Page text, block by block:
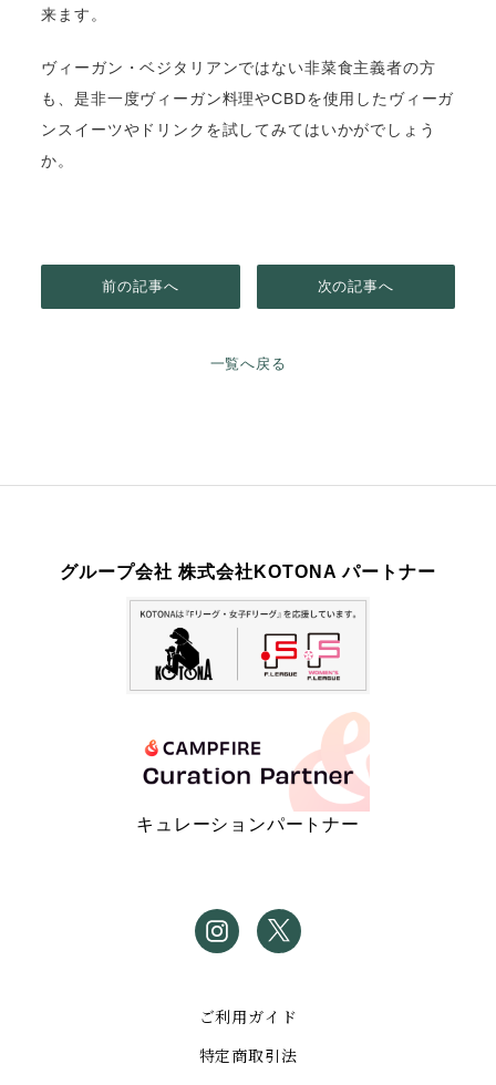
来ます。
ヴィーガン・ベジタリアンではない非菜食主義者の方
も、是非一度ヴィーガン料理やCBDを使用したヴィーガ
ンスイーツやドリンクを試してみてはいかがでしょう
か。
前の記事へ
一覧へ戻る
次の記事へ
グループ会社 株式会社KOTONA パートナー
キュレーションパートナー
ご利用ガイド
特定商取引法